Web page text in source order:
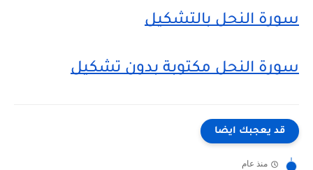
سورة النحل بالتشكيل
سورة النحل مكتوبة بدون تشكيل
قد يعجبك ايضا
منذ عام